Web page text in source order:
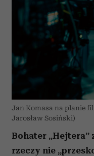
Jan Komasa na planie
Jarosław Sosiński)
Bohater „Hejtera”
rzeczy nie